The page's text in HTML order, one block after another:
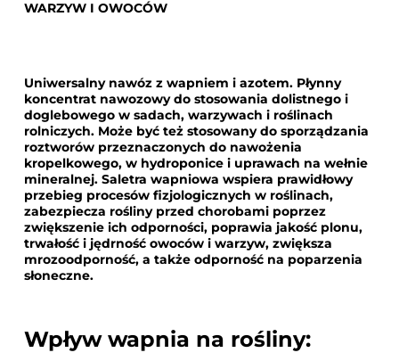
WARZYW I OWOCÓW
Uniwersalny nawóz z wapniem i azotem. Płynny
koncentrat nawozowy do stosowania dolistnego i
doglebowego w sadach, warzywach i roślinach
rolniczych. Może być też stosowany do sporządzania
roztworów przeznaczonych do nawożenia
kropelkowego, w hydroponice i uprawach na wełnie
mineralnej. Saletra wapniowa wspiera prawidłowy
przebieg procesów fizjologicznych w roślinach,
zabezpiecza rośliny przed chorobami poprzez
zwiększenie ich odporności, poprawia jakość plonu,
trwałość i jędrność owoców i warzyw, zwiększa
mrozoodporność, a także odporność na poparzenia
słoneczne.
Wpływ wapnia na rośliny: